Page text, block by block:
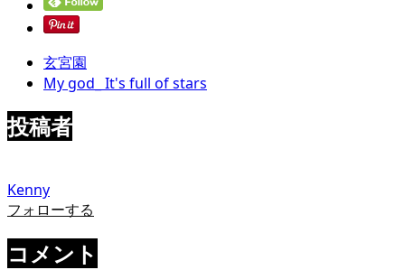
玄宮園
My god_ It's full of stars
投稿者
Kenny
フォローする
コメント